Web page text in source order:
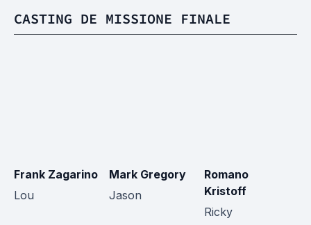
CASTING DE MISSIONE FINALE
Frank Zagarino
Lou
Mark Gregory
Jason
Romano
Kristoff
Ricky